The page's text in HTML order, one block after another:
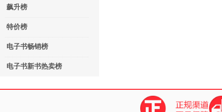
飙升榜
特价榜
电子书畅销榜
电子书新书热卖榜